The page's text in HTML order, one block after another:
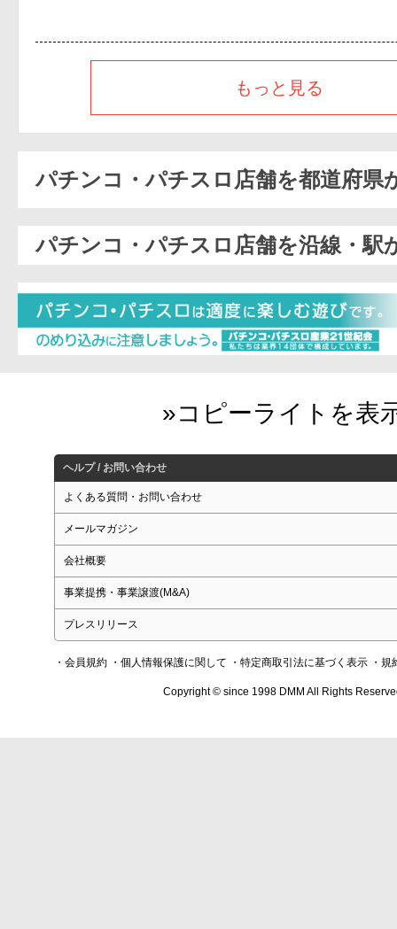
もっと見る
パチンコ・パチスロ店舗を都道府県
パチンコ・パチスロ店舗を沿線・駅
ヘルプ / お問い合わせ
よくある質問・お問い合わせ
メールマガジン
会社概要
事業提携・事業譲渡(M&A)
プレスリリース
・会員規約 ・個人情報保護に関して ・特定商取引法に基づく表示 ・規
Copyright © since 1998 DMM All Rights